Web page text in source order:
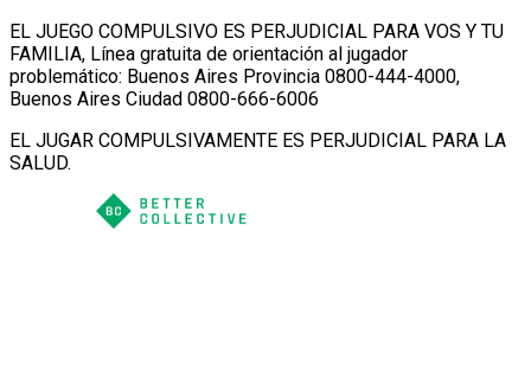
EL JUEGO COMPULSIVO ES PERJUDICIAL PARA VOS Y TU
FAMILIA, Línea gratuita de orientación al jugador
problemático: Buenos Aires Provincia 0800-444-4000,
Buenos Aires Ciudad 0800-666-6006
EL JUGAR COMPULSIVAMENTE ES PERJUDICIAL PARA LA
SALUD.